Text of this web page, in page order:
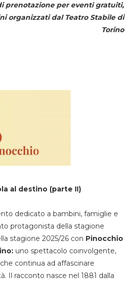
prenotazione per eventi gratuiti,
organizzati dal Teatro Stabile di
Torino
al destino (parte II)
dedicato a bambini, famiglie e
protagonista della stagione
stagione 2025/26 con Pinocchio
uno spettacolo coinvolgente,
continua ad affascinare
Il racconto nasce nel 1881 dalla